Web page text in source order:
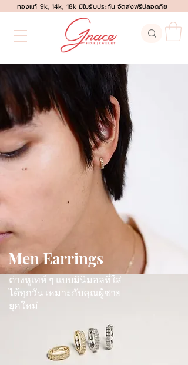
ทองแท้ 9k, 14k, 18k มีใบรับประกัน จัดส่งฟรีปลอดภัย
Men Earrings
ต่างหูเทห์ ๆ แบบมินิมอลที่ใส่
ได้ทุกวัน เหมาะกับคุณผู้ชาย
ยุคใหม่